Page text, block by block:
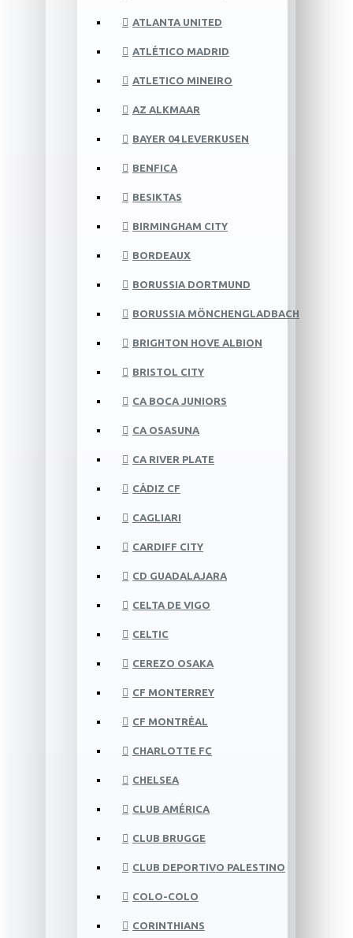
ATLANTA UNITED
ATLÉTICO MADRID
ATLETICO MINEIRO
AZ ALKMAAR
BAYER 04 LEVERKUSEN
BENFICA
BESIKTAS
BIRMINGHAM CITY
BORDEAUX
BORUSSIA DORTMUND
BORUSSIA MÖNCHENGLADBACH
BRIGHTON HOVE ALBION
BRISTOL CITY
CA BOCA JUNIORS
CA OSASUNA
CA RIVER PLATE
CÁDIZ CF
CAGLIARI
CARDIFF CITY
CD GUADALAJARA
CELTA DE VIGO
CELTIC
CEREZO OSAKA
CF MONTERREY
CF MONTRÉAL
CHARLOTTE FC
CHELSEA
CLUB AMÉRICA
CLUB BRUGGE
CLUB DEPORTIVO PALESTINO
COLO-COLO
CORINTHIANS